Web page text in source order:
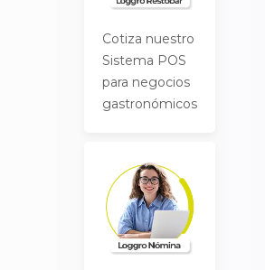
Cotiza nuestro
Sistema POS
para negocios
gastronómicos